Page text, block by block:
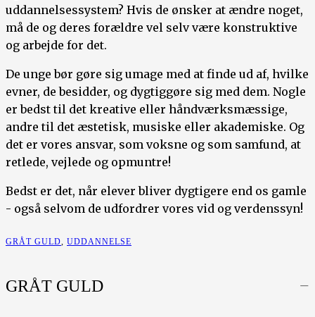
uddannelsessystem? Hvis de ønsker at ændre noget,
må de og deres forældre vel selv være konstruktive
og arbejde for det.
De unge bør gøre sig umage med at finde ud af, hvilke
evner, de besidder, og dygtiggøre sig med dem. Nogle
er bedst til det kreative eller håndværksmæssige,
andre til det æstetisk, musiske eller akademiske. Og
det er vores ansvar, som voksne og som samfund, at
retlede, vejlede og opmuntre!
Bedst er det, når elever bliver dygtigere end os gamle
- også selvom de udfordrer vores vid og verdenssyn!
GRÅT GULD UDDANNELSE
GRÅT GULD